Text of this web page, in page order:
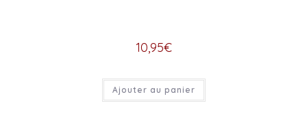
10,95€
Ajouter au panier